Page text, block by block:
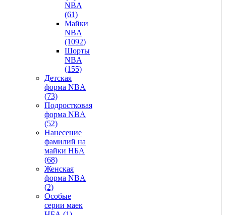
NBA
(61)
Майки
NBA
(1092)
Шорты
NBA
(155)
Детская
форма NBA
(73)
Подростковая
форма NBA
(52)
Нанесение
фамилий на
майки НБА
(68)
Женская
форма NBA
(2)
Особые
серии маек